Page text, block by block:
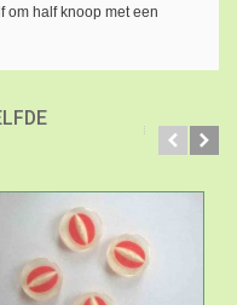
om half knoop met een